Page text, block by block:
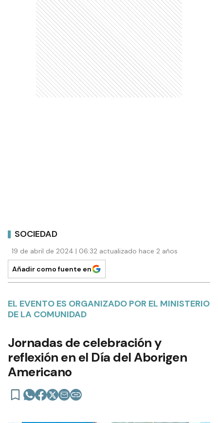
SOCIEDAD
19 de abril de 2024 | 06:32 actualizado hace 2 años
Añadir como fuente en
EL EVENTO ES ORGANIZADO POR EL MINISTERIO
DE LA COMUNIDAD
Jornadas de celebración y
reflexión en el Día del Aborigen
Americano